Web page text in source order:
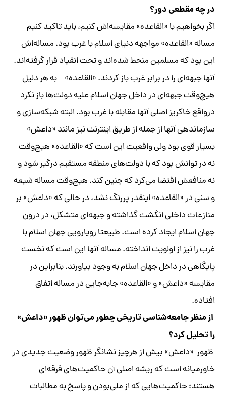
در چه مقطعی دور؟
اگر بخواهیم با «القاعده» مقایسه‌اش کنیم، باید تاکید کنیم
مساله «القاعده» مواجهه دنیای اسلام با غرب بود. مساله‌اش
این بود که مسلمین منحط شده‌اند و تحت انقیاد قرار گرفته‌اند.
آنها جبهه‌ای را در برابر غرب باز کردند. «القاعده» – به هر دلیل –
هیچ‌وقت جبهه‌ای در داخل جهان اسلام علیه دولت‌ها باز نکرد
درواقع خاکریز اصلی آنها مقابله با غرب بود. البته شبکه‌سازی و
سازماندهی آنها از جمله از طریق اینترنت نیز مانند «داعش»
بسیار قوی بود ولی واقعیت این است که «القاعده» هیچ‌وقت
نه در توانش بود که با دولت‌های منطقه مستقیم درگیر شود و
نه منافعش اقتضا می‌کرد که چنین کند. هیچ‌وقت مساله شیعه
و سنی در «القاعده» اینقدر پررنگ نشد، در حالی که «داعش» بر
منازعات داخلی انگشت گذاشته و جبهه‌ای متشکل، در درون
جهان اسلام ایجاد کرده است. طبیعتا رویارویی جهان اسلام با
غرب را نیز از اولویت انداخته. مساله آنها این است که نخست
پایگاهی در داخل جهان اسلام به وجود بیاورند. بنابراین در
مقایسه «داعش» و «القاعده» جابه‌جایی در مساله اتفاق
افتاده.
از منظر جامعه‌شناسی تاریخی چطور می‌توان ظهور «داعش»
را تحلیل کرد؟
ظهور «داعش» بیش از هرچیز نشانگر ظهور وضعیت جدیدی در
خاورمیانه است که ریشه اصلی آن حاکمیت‌های فرقه‌ای
هستند؛ حاکمیت‌هایی که از ملی‌بودن و پاسخ به مطالبات